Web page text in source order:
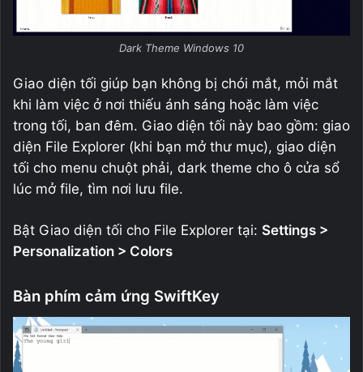
Dark Theme Windows 10
Giao diện tối giúp bạn không bị chói mắt, mỏi mắt
khi làm việc ở nơi thiếu ánh sáng hoặc làm việc
trong tối, ban đêm. Giao diện tối này bao gồm: giao
diện File Explorer (khi bạn mở thư mục), giao diện
tối cho menu chuột phải, dark theme cho ô cửa sổ
lúc mở file, tìm nơi lưu file.
Bật Giao diện tối cho File Explorer tại: Settings >
Personalization > Colors
Bàn phím cảm ứng SwiftKey